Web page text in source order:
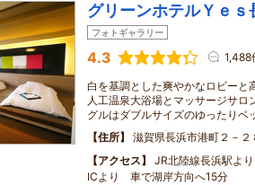
グリーンホテルＹｅ
フォトギャラリー
4.3 1,488
白を基調とした爽やかなロビーと
人工温泉大浴場とマッサージサロ
グルはダブルサイズのゆったりベ
住所
滋賀県長浜市港町２－２
アクセス
JR北陸線長浜駅
ICより 車で湖岸方向へ15分